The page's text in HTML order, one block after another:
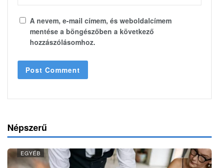
A nevem, e-mail címem, és weboldalcímem
mentése a böngészőben a következő
hozzászólásomhoz.
Népszerű
EGYÉB